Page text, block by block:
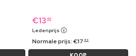
€13 49
Ledenprijs
Normale prijs:€17 49